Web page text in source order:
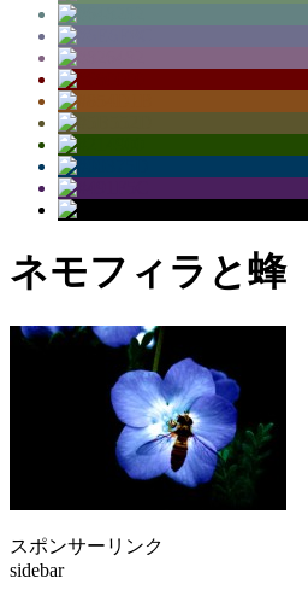
ネモフィラと蜂
スポンサーリンク
sidebar